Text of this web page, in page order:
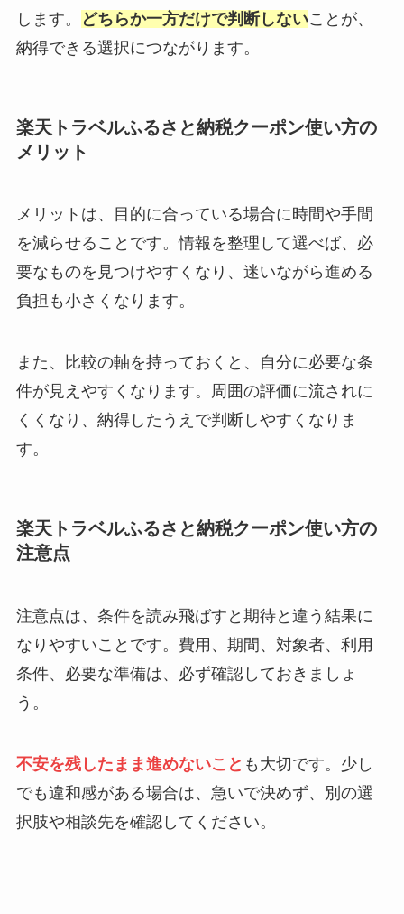
します。
どちらか一方だけで判断しないことが、
納得できる選択につながります。
楽天トラベルふるさと納税クーポン使い方の
メリット
メリットは、目的に合っている場合に時間や手間
を減らせることです。情報を整理して選べば、必
要なものを見つけやすくなり、迷いながら進める
負担も小さくなります。
また、比較の軸を持っておくと、自分に必要な条
件が見えやすくなります。周囲の評価に流されに
くくなり、納得したうえで判断しやすくなりま
す。
楽天トラベルふるさと納税クーポン使い方の
注意点
注意点は、条件を読み飛ばすと期待と違う結果に
なりやすいことです。費用、期間、対象者、利用
条件、必要な準備は、必ず確認しておきましょ
う。
不安を残したまま進めないこと も大切です。少し
でも違和感がある場合は、急いで決めず、別の選
択肢や相談先を確認してください。